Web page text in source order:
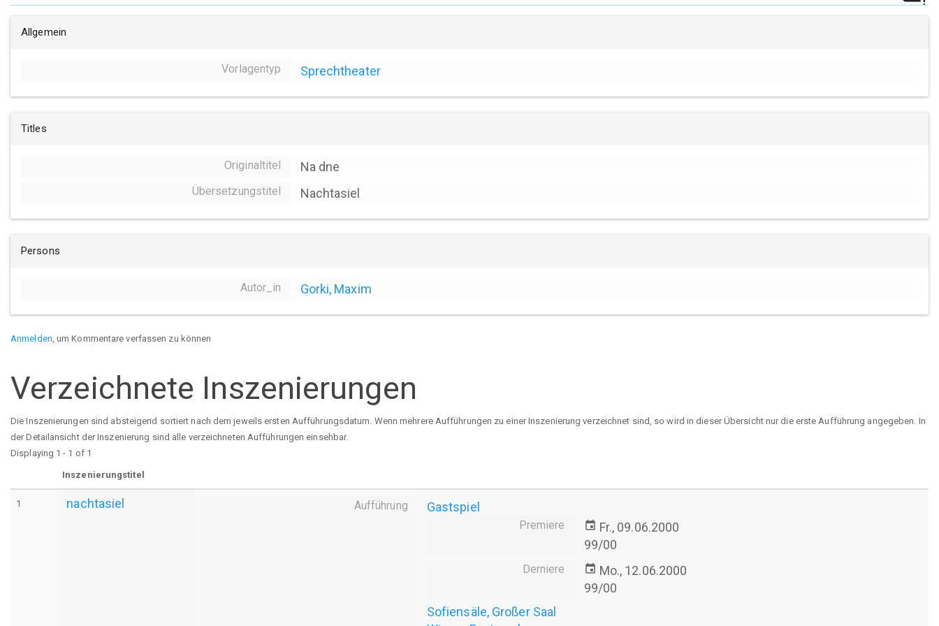
Allgemein
Vorlagentyp Sprechtheater
Titles
Originaltitel Na dne
Übersetzungstitel Nachtasiel
Persons
Autor_in Gorki, Maxim
Anmelden, um Kommentare verfassen zu können
Verzeichnete Inszenierungen
Die Inszenierungen sind absteigend sortiert nach dem jeweils ersten Aufführungsdatum. Wenn mehrere Aufführungen zu einer Inszenierung verzeichnet sind, so wird in dieser Übersicht nur die erste Aufführung angegeben. In
der Detailansicht der Inszenierung sind alle verzeichneten Aufführungen einsehbar.
Displaying 1 - 1 of 1
Inszenierungstitel
1 nachtasiel Aufführung Gastspiel
Premiere event Fr., 09.06.2000
99/00
Derniere event Mo., 12.06.2000
99/00
Sofiensäle, Großer Saal